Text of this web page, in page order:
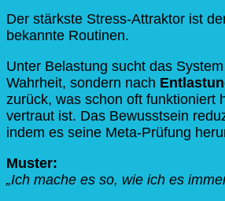
Der stärkste Stress-Attraktor ist
bekannte Routinen.
Unter Belastung sucht das
Wahrheit, sondern nach
zurück, was schon oft funktioniert
vertraut ist. Das Bewusstsein
indem es seine Meta-Prüfung
Muster:
„Ich mache es so, wie ich es